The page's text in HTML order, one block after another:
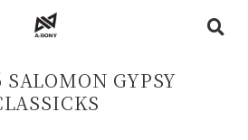
SALOMON GYPSY